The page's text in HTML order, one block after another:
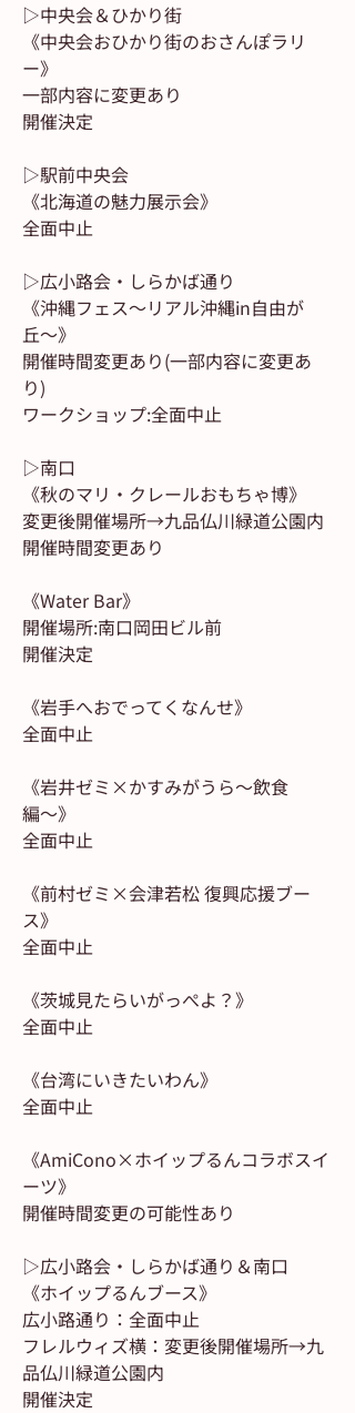
▷中央会＆ひかり街
《中央会おひかり街のおさんぽラリ
ー》
一部内容に変更あり
開催決定
▷駅前中央会
《北海道の魅力展示会》
全面中止
▷広小路会・しらかば通り
《沖縄フェス〜リアル沖縄in自由が
丘〜》
開催時間変更あり(一部内容に変更あ
り)
ワークショップ:全面中止
▷南口
《秋のマリ・クレールおもちゃ博》
変更後開催場所→九品仏川緑道公園内
開催時間変更あり
《Water Bar》
開催場所:南口岡田ビル前
開催決定
《岩手へおでってくなんせ》
全面中止
《岩井ゼミ×かすみがうら〜飲食
編〜》
全面中止
《前村ゼミ×会津若松 復興応援ブー
ス》
全面中止
《茨城見たらいがっぺよ？》
全面中止
《台湾にいきたいわん》
全面中止
《AmiCono×ホイップるんコラボスイ
ーツ》
開催時間変更の可能性あり
▷広小路会・しらかば通り＆南口
《ホイップるんブース》
広小路通り：全面中止
フレルウィズ横：変更後開催場所→九
品仏川緑道公園内
開催決定